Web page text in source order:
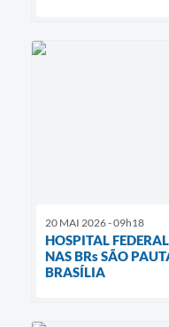
20 MAI 2026 - 09h18
HOSPITAL
NAS BRs SÃO
BRASÍLIA